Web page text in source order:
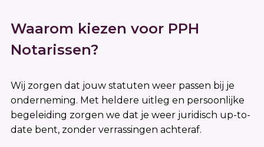
Waarom kiezen voor PPH
Notarissen?
Wij zorgen dat jouw statuten weer passen bij je
onderneming. Met heldere uitleg en persoonlijke
begeleiding zorgen we dat je weer juridisch up-to-
date bent, zonder verrassingen achteraf.